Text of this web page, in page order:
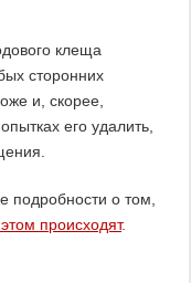
клеща
сторонних
и, скорее,
его удалить,
подробности о том,
происходят.